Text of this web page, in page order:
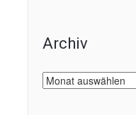
Archiv
Archiv